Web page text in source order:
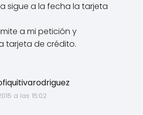
sigue a la fecha la tarjeta
a mi petición y
tarjeta de crédito.
a las 15:02